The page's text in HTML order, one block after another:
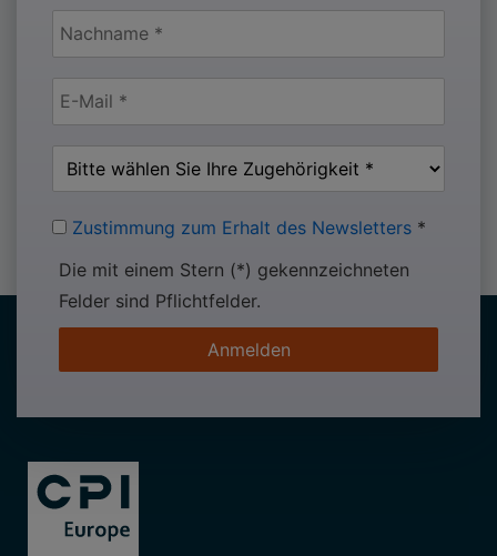
Zustimmung zum Erhalt des Newsletters *
Die mit einem Stern (*) gekennzeichneten
Felder sind Pflichtfelder.
Anmelden